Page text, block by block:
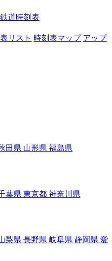
道時刻表
リスト 時刻表マップ アップ
田県 山形県 福島県
葉県 東京都 神奈川県
梨県 長野県 岐阜県 静岡県 愛